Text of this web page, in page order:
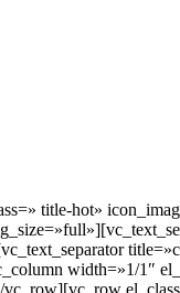
title-hot»
width=»1/1″